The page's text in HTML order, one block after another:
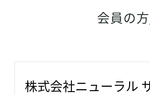
会員の方
株式会社ニューラル